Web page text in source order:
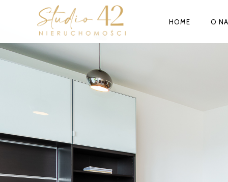
HOME O